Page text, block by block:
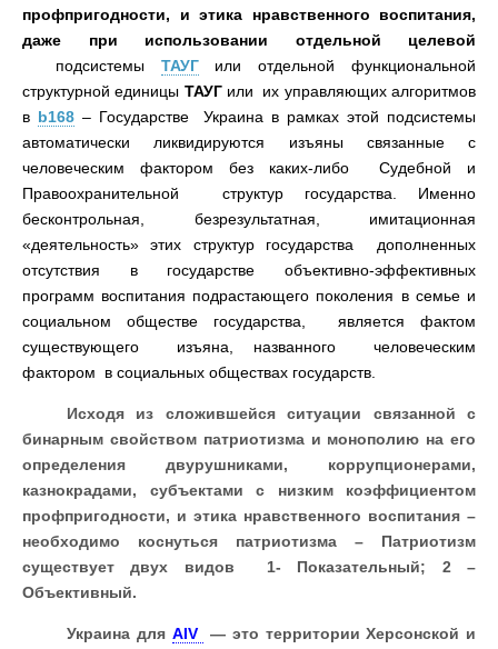
профпригодности, и этика нравственного воспитания,
даже при использовании отдельной целевой
подсистемы
ТАУГ
или отдельной функциональной
структурной единицы ТАУГили их управляющих алгоритмов
в b168 – Государстве Украина в рамках этой подсистемы
автоматически ликвидируются изъяны связанные с
человеческим фактором без каких-либо Судебной и
Правоохранительной структур государства. Именно
бесконтрольная, безрезультатная, имитационная
«деятельность» этих структур государства дополненных
отсутствия в государстве объективно-эффективных
программ воспитания подрастающего поколения в семье и
социальном обществе государства, является фактом
существующего изъяна, названного человеческим
фактором в социальных обществах государств.
Исходя из сложившейся ситуации связанной с
бинарным свойством патриотизма и монополию на его
определения двурушниками, коррупционерами,
казнокрадами, субъектами с низким коэффициентом
профпригодности, и этика нравственного воспитания –
необходимо коснуться патриотизма – Патриотизм
существует двух видов 1- Показательный; 2 –
Объективный.
Украина для AIV
— это территории Херсонской и